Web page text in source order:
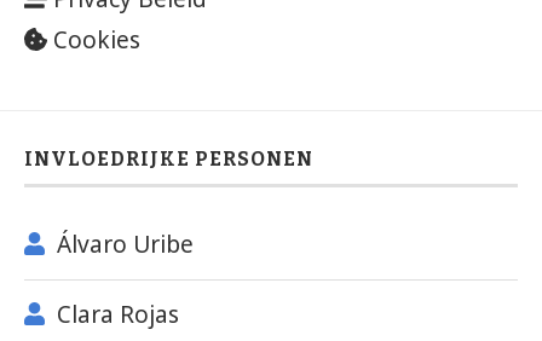
Cookies
INVLOEDRIJKE PERSONEN
Álvaro Uribe
Clara Rojas